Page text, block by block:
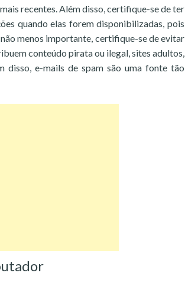
recentes. Além disso, certifique-se de ter
quando elas forem disponibilizadas, pois
menos importante, certifique-se de evitar
conteúdo pirata ou ilegal, sites adultos,
disso, e-mails de spam são uma fonte tão